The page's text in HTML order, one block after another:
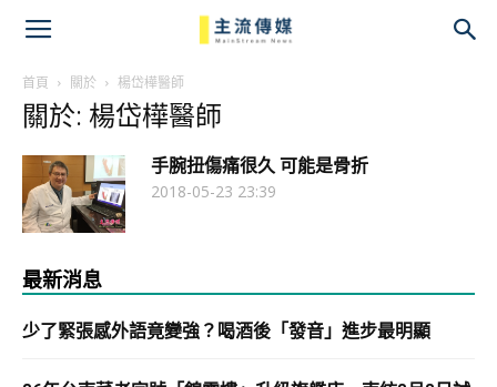
首頁 關於 楊岱樺醫師
關於: 楊岱樺醫師
手腕扭傷痛很久 可能是骨折
2018-05-23 23:39
最新消息
少了緊張感外語竟變強？喝酒後「發音」進步最明顯